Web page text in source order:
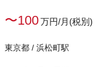
〜100万円/月(税別)
東京都 / 浜松町駅